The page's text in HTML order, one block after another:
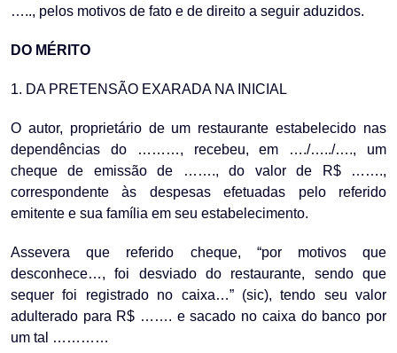
….., pelos motivos de fato e de direito a seguir aduzidos.
DO MÉRITO
1. DA PRETENSÃO EXARADA NA INICIAL
O autor, proprietário de um restaurante estabelecido nas
dependências do ………, recebeu, em …./…../…., um
cheque de emissão de ……., do valor de R$ …….,
correspondente às despesas efetuadas pelo referido
emitente e sua família em seu estabelecimento.
Assevera que referido cheque, “por motivos que
desconhece…, foi desviado do restaurante, sendo que
sequer foi registrado no caixa…” (sic), tendo seu valor
adulterado para R$ ……. e sacado no caixa do banco por
um tal …………